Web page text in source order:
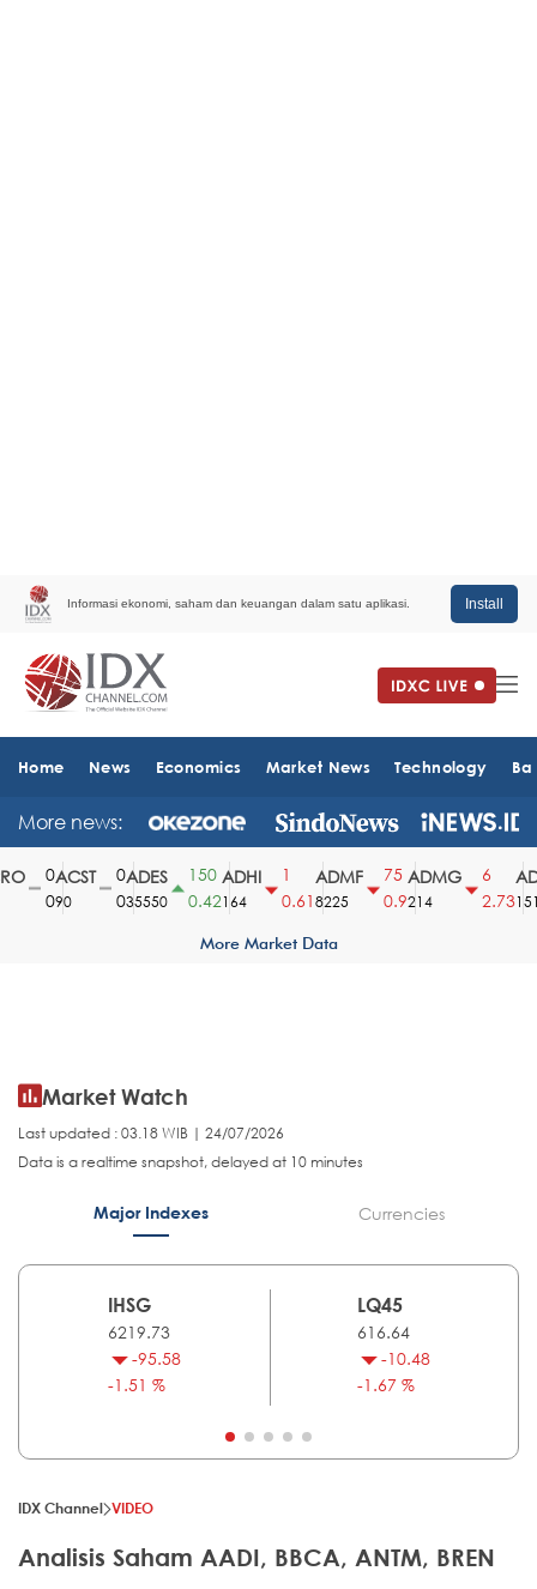
Informasi ekonomi, saham dan keuangan dalam satu aplikasi. Install
Home News Economics Market News Technology
More news:
ACST
90
ADES
35550
150
0.42
ADHI
164
0.61
ADMF
8225
75
0.9
ADMG
214
2.731510
More Market Data
Market Watch
Last updated : 03.18 WIB | 24/07/2026
Data is a realtime snapshot, delayed at 10 minutes
Major Indexes Currencies
IHSG
6219.73
-95.58
-1.51 %
LQ45
616.64
-10.48
-1.67 %
IDX Channel VIDEO
Analisis Saham AADI, BBCA, ANTM, BREN